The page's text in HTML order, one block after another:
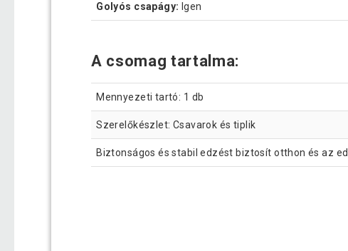
Golyós csapágy: Igen
A csomag tartalma:
Mennyezeti tartó: 1 db
Szerelőkészlet: Csavarok és tiplik
Biztonságos és stabil edzést biztosít otthon és az